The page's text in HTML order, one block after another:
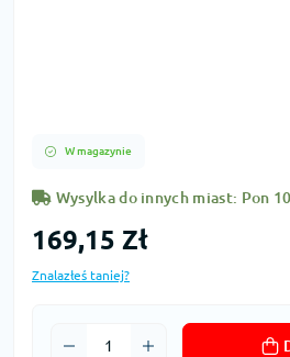
W magazynie
Wysylka do innych miast: Pon
169,15 Zł
Znalazłeś taniej?